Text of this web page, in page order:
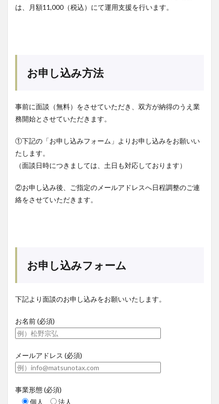
は、月額11,000（税込）にて運用支援を行います。
お申し込み方法
事前に面談（無料）をさせていただき、双方が納得のうえ業
務開始とさせていただきます。
①下記の「お申し込みフォーム」よりお申し込みをお願いい
たします。
（面談日時につきましては、土日も対応しております）
②お申し込み後、ご指定のメールアドレスへ日程調整のご連
絡をさせていただきます。
お申し込みフォーム
下記より面談のお申し込みをお願いいたします。
お名前 (必須)
メールアドレス (必須)
事業形態 (必須)
個人
法人